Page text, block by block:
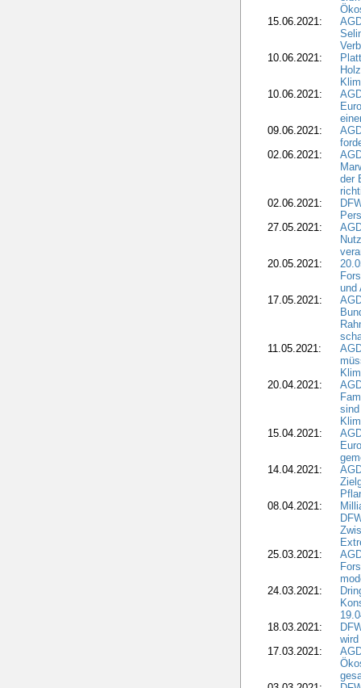
15.06.2021:
10.06.2021:
10.06.2021:
09.06.2021:
02.06.2021:
der
02.06.2021:
27.05.2021:
20.05.2021:
und
17.05.2021:
11.05.2021:
20.04.2021:
15.04.2021:
14.04.2021:
08.04.2021:
25.03.2021:
24.03.2021:
18.03.2021:
17.03.2021: